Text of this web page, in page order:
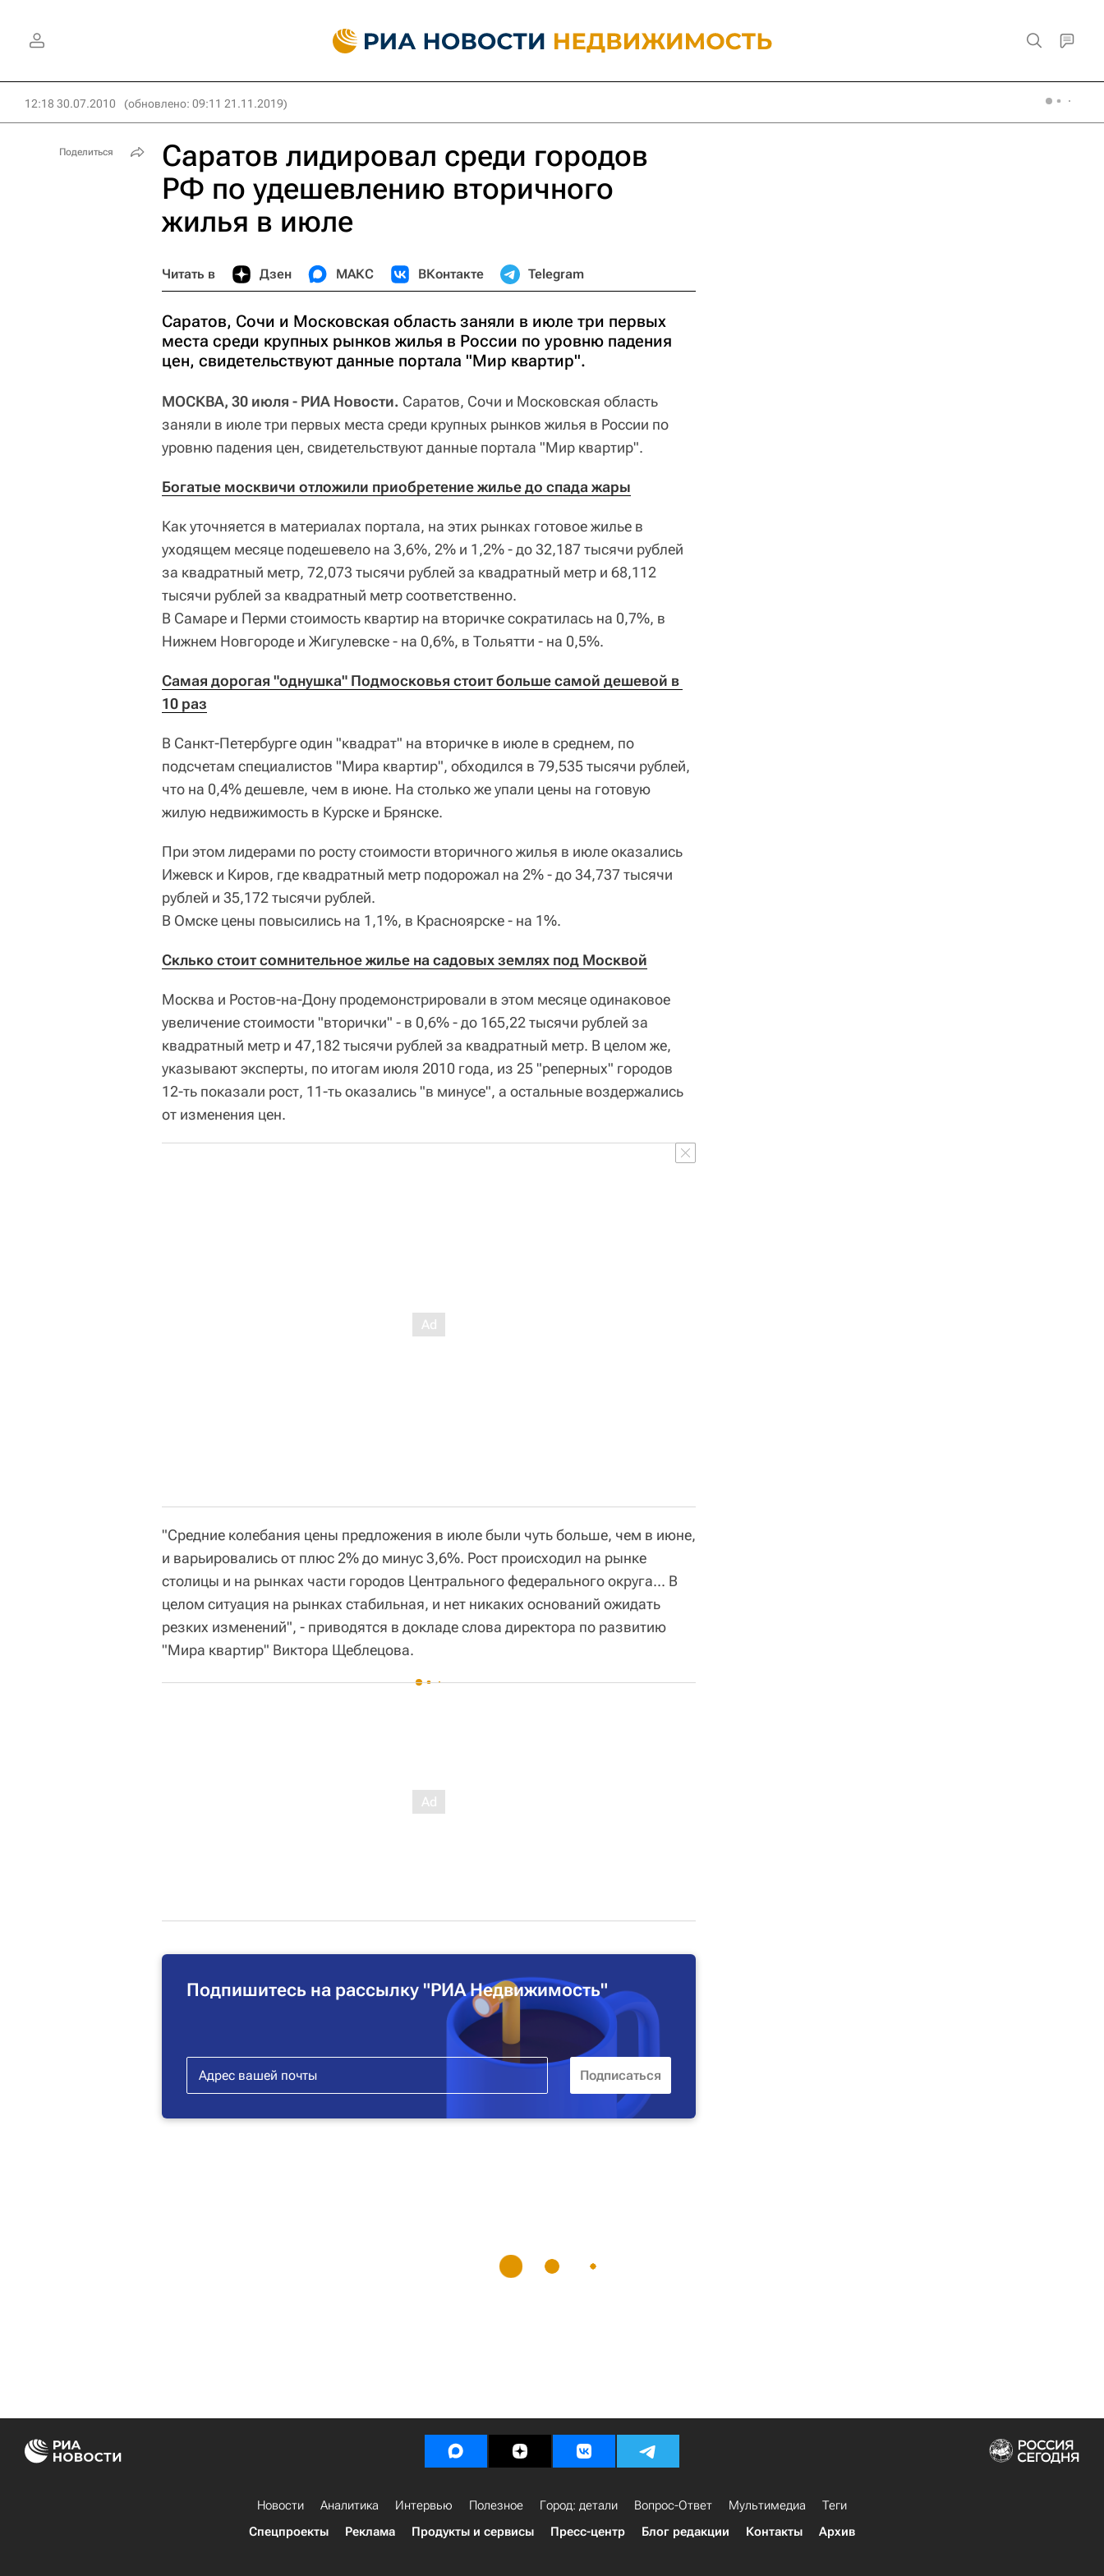
12:18 30.07.2010 (обновлено: 09:11 21.11.2019)
Саратов лидировал среди городов
РФ по удешевлению вторичного
жилья в июле
Читать в Дзен МАКС ВКонтакте Telegram
Саратов, Сочи и Московская область заняли в июле три первых
места среди крупных рынков жилья в России по уровню падения
цен, свидетельствуют данные портала "Мир квартир".
МОСКВА, 30 июля - РИА Новости. Саратов, Сочи и Московская область
заняли в июле три первых места среди крупных рынков жилья в России по
уровню падения цен, свидетельствуют данные портала "Мир квартир".
Богатые москвичи отложили приобретение жилье до спада жары
Как уточняется в материалах портала, на этих рынках готовое жилье в
уходящем месяце подешевело на 3,6%, 2% и 1,2% - до 32,187 тысячи рублей
за квадратный метр, 72,073 тысячи рублей за квадратный метр и 68,112
тысячи рублей за квадратный метр соответственно.
В Самаре и Перми стоимость квартир на вторичке сократилась на 0,7%, в
Нижнем Новгороде и Жигулевске - на 0,6%, в Тольятти - на 0,5%.
Самая дорогая "однушка" Подмосковья стоит больше самой дешевой в
10 раз
В Санкт-Петербурге один "квадрат" на вторичке в июле в среднем, по
подсчетам специалистов "Мира квартир", обходился в 79,535 тысячи рублей,
что на 0,4% дешевле, чем в июне. На столько же упали цены на готовую
жилую недвижимость в Курске и Брянске.
При этом лидерами по росту стоимости вторичного жилья в июле оказались
Ижевск и Киров, где квадратный метр подорожал на 2% - до 34,737 тысячи
рублей и 35,172 тысячи рублей.
В Омске цены повысились на 1,1%, в Красноярске - на 1%.
Склько стоит сомнительное жилье на садовых землях под Москвой
Москва и Ростов-на-Дону продемонстрировали в этом месяце одинаковое
увеличение стоимости "вторички" - в 0,6% - до 165,22 тысячи рублей за
квадратный метр и 47,182 тысячи рублей за квадратный метр. В целом же,
указывают эксперты, по итогам июля 2010 года, из 25 "реперных" городов
12-ть показали рост, 11-ть оказались "в минусе", а остальные воздержались
от изменения цен.
"Средние колебания цены предложения в июле были чуть больше, чем в июне,
и варьировались от плюс 2% до минус 3,6%. Рост происходил на рынке
столицы и на рынках части городов Центрального федерального округа... В
целом ситуация на рынках стабильная, и нет никаких оснований ожидать
резких изменений", - приводятся в докладе слова директора по развитию
"Мира квартир" Виктора Щеблецова.
Подпишитесь на рассылку "РИА Недвижимость"
Поделиться
Новости Аналитика Интервью Полезное Город: детали Вопрос-Ответ Мультимедиа
Теги
Спецпроекты
Реклама Продукты и сервисы Пресс-центр Блог редакции Контакты Архив